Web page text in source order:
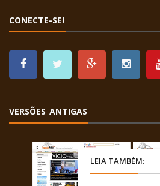
LEIA TAMBÉM:
CONECTE-SE!
VERSÕES ANTIGAS